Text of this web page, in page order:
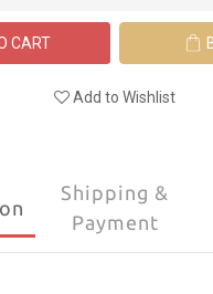
CART
Add to Wishlist
Shipping &
Payment